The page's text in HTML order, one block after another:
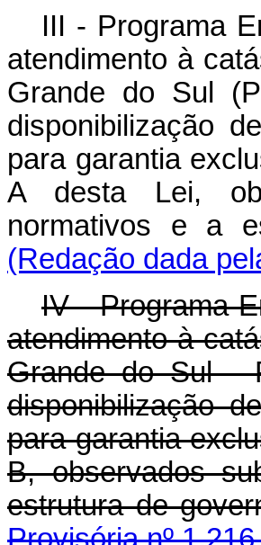
III - Programa
atendimento à
Grande do Sul
disponibilização
para garantia
A desta Lei,
normativos e a
(Redação dada
IV - Programa
atendimento à
Grande do Sul -
disponibilização
para garantia
B, observados
estrutura de